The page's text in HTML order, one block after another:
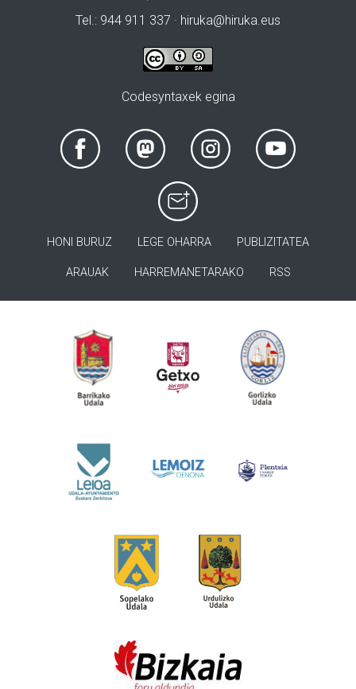
Tel.: 944 911 337 · hiruka@hiruka.eus
Codesyntaxek egina
HONI BURUZ LEGE OHARRA PUBLIZITATEA
ARAUAK HARREMANETARAKO RSS